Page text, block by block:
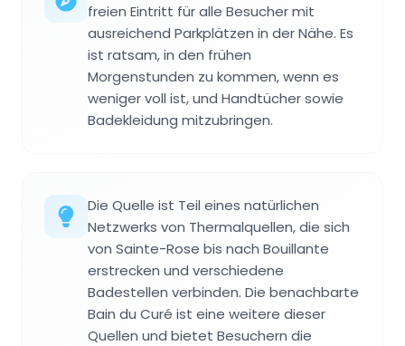
freien Eintritt für alle Besucher mit
ausreichend Parkplätzen in der Nähe. Es
ist ratsam, in den frühen
Morgenstunden zu kommen, wenn es
weniger voll ist, und Handtücher sowie
Badekleidung mitzubringen.
Die Quelle ist Teil eines natürlichen
Netzwerks von Thermalquellen, die sich
von Sainte-Rose bis nach Bouillante
erstrecken und verschiedene
Badestellen verbinden. Die benachbarte
Bain du Curé ist eine weitere dieser
Quellen und bietet Besuchern die